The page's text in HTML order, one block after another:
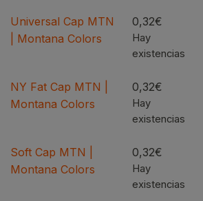
cantidad
MTN
cantidad
Universal
Montana
Universal Cap MTN
| Montana Colors
0,32€
Hay
existencias
MTN
NY Fat Cap MTN |
Montana Colors
0,32€
Hay
existencias
Soft
Soft Cap MTN |
Montana Colors
0,32€
Hay
existencias